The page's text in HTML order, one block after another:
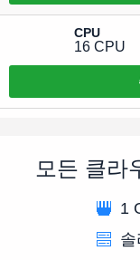
CPU
16 CPU
모든 클라
1